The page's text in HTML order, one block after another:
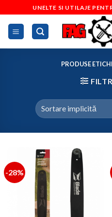
to
content
UNELTE SI UTILAJE
PRODUSE
-28%